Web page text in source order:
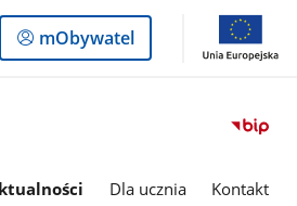
Logowanie
do
mObywatel
Dla ucznia Kontakt